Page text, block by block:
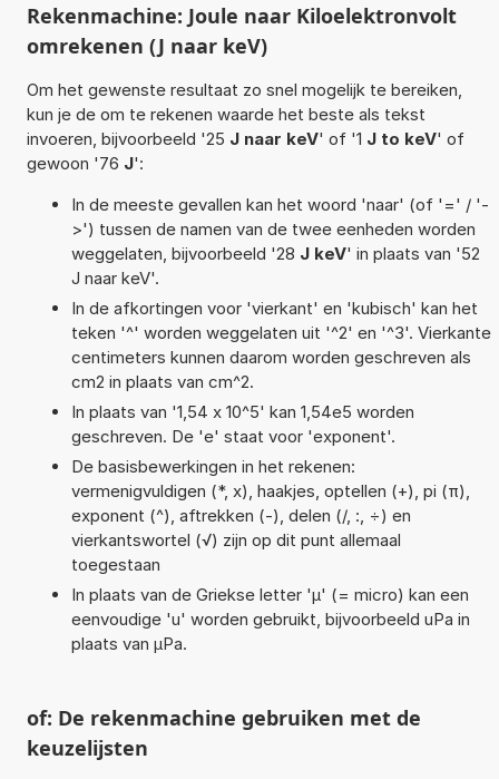
Rekenmachine: Joule naar Kiloelektronvolt
omrekenen (J naar keV)
Om het gewenste resultaat zo snel mogelijk te bereiken,
kun je de om te rekenen waarde het beste als tekst
invoeren, bijvoorbeeld '25 J naar keV' of '1 J to keV' of
gewoon '76 J':
In de meeste gevallen kan het woord 'naar' (of '=' / '-
>') tussen de namen van de twee eenheden worden
weggelaten, bijvoorbeeld '28 J keV' in plaats van '52
J naar keV'.
In de afkortingen voor 'vierkant' en 'kubisch' kan het
teken '^' worden weggelaten uit '^2' en '^3'. Vierkante
centimeters kunnen daarom worden geschreven als
cm2 in plaats van cm^2.
In plaats van '1,54 x 10^5' kan 1,54e5 worden
geschreven. De 'e' staat voor 'exponent'.
De basisbewerkingen in het rekenen:
vermenigvuldigen (*, x), haakjes, optellen (+), pi (π),
exponent (^), aftrekken (-), delen (/, :, ÷) en
vierkantswortel (√) zijn op dit punt allemaal
toegestaan
In plaats van de Griekse letter 'µ' (= micro) kan een
eenvoudige 'u' worden gebruikt, bijvoorbeeld uPa in
plaats van µPa.
of: De rekenmachine gebruiken met de
keuzelijsten